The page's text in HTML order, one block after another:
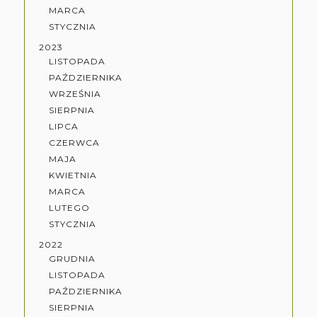
MARCA
STYCZNIA
2023
LISTOPADA
PAŹDZIERNIKA
WRZEŚNIA
SIERPNIA
LIPCA
CZERWCA
MAJA
KWIETNIA
MARCA
LUTEGO
STYCZNIA
2022
GRUDNIA
LISTOPADA
PAŹDZIERNIKA
SIERPNIA